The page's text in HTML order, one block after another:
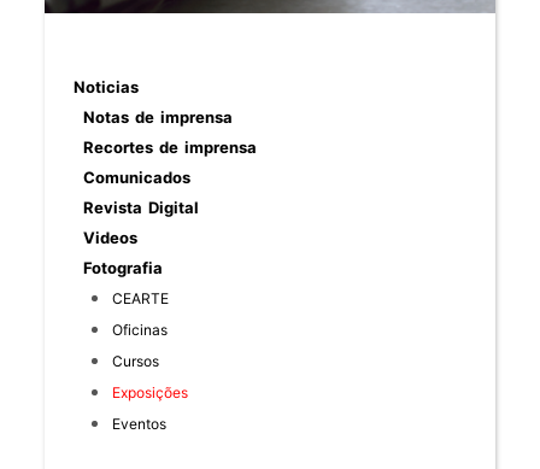
Noticias
Notas de imprensa
Recortes de imprensa
Comunicados
Revista Digital
Videos
Fotografia
CEARTE
Oficinas
Cursos
Exposições
Eventos